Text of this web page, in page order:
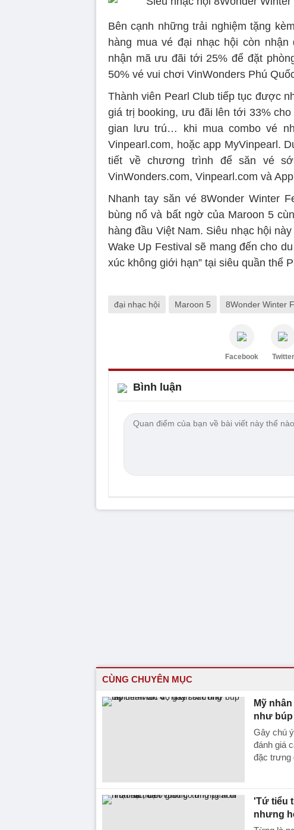
Bên cạnh những trải nghiệm tặng
hàng mua vé đại nhạc hội còn
nhận mã ưu đãi tới 25% để đặt
50% vé vui chơi VinWonders Phú
Thành viên Pearl Club tiếp tục được
giá trị booking, ưu đãi lên tới 33%
gian lưu trú… khi mua combo vé
Vinpearl.com, hoặc app MyVinpearl.
tiết về chương trình để săn vé
VinWonders.com, Vinpearl.com và
Nhanh tay săn vé 8Wonder Winter
bùng nổ và bất ngờ của Maroon 5
hàng đầu Việt Nam. Siêu nhạc hội
Wake Up Festival sẽ mang đến cho
xúc không giới hạn” tại siêu quần thể
đại nhạc hội Maroon 5 8Wonder Winter
Facebook Twitter
Bình luận
CÙNG CHUYÊN MỤC
Mỹ
như búp
Gây chú
đánh giá
đặc trưng
'Tứ tiểu
nhưng